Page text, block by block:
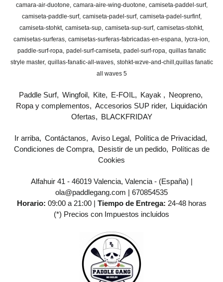
camara-air-duotone camara-aire-wing-duotone camiseta-paddel-surf
camiseta-paddle-surf camiseta-padel-surf camiseta-padel-surfinf
camiseta-stohkt camiseta-sup camiseta-sup-surf camisetas-stohkt
camisetas-surferas camisetas-surferas-fabricadas-en-espana
lycra-ion
paddle-surf-ropa padel-surf-camiseta padel-surf-ropa quillas fanatic
stryle master quillas-fanatic-all-waves stohkt-wzve-and-chill
​quillas fanatic
all waves 5
Paddle Surf Wingfoil Kite E-FOIL Kayak
Neopreno
Ropa y complementos
Accesorios SUP rider
Liquidación
Ofertas
BLACKFRIDAY
Ir arriba Contáctanos Aviso Legal
Política de Privacidad
Condiciones de Compra
Desistir de un pedido
Políticas de
Cookies
Alfahuir 41 - 46019 Valencia, Valencia - (España) |
ola@paddlegang.com | 670854535
Horario: 09:00 a 21:00 | Tiempo de Entrega: 24-48 horas
(*) Precios con Impuestos incluidos